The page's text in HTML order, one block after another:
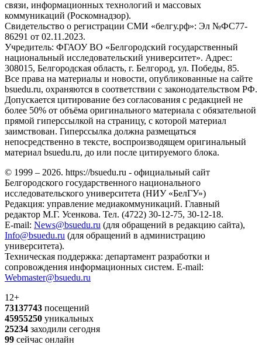
связи, информационных технологий и массовых
коммуникаций (Роскомнадзор).
Свидетельство о регистрации СМИ «белгу.рф»: Эл №ФС77-
86291 от 02.11.2023.
Учредитель: ФГАОУ ВО «Белгородский государственный
национальный исследовательский университет». Адрес:
308015, Белгородская область, г. Белгород, ул. Победы, 85.
Все права на материалы и новости, опубликованные на сайте
bsuedu.ru, охраняются в соответствии с законодательством РФ.
Допускается цитирование без согласования с редакцией не
более 50% от объёма оригинального материала с обязательной
прямой гиперссылкой на страницу, с которой материал
заимствован. Гиперссылка должна размещаться
непосредственно в тексте, воспроизводящем оригинальный
материал bsuedu.ru, до или после цитируемого блока.
© 1999 – 2026. https://bsuedu.ru - официальный сайт
Белгородского государственного национального
исследовательского университета (НИУ «БелГУ»)
Редакция: управление медиакоммуникаций. Главный
редактор М.Г. Усенкова. Тел. (4722) 30-12-75, 30-12-18.
E-mail: News@bsuedu.ru (для обращений в редакцию сайта),
Info@bsuedu.ru (для обращений в администрацию
университета).
Техническая поддержка: департамент разработки и
сопровождения информационных систем. E-mail:
Webmaster@bsuedu.ru
12+
73137743 посещений
45955250 уникальных
25234 заходили сегодня
99 сейчас онлайн